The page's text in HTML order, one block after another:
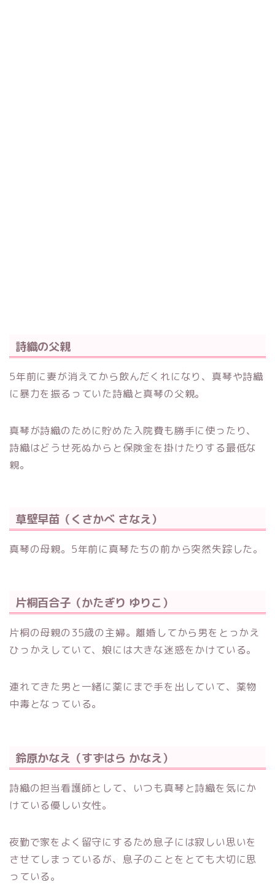
詩織の父親
5年前に妻が消えてから飲んだくれになり、真琴や詩織
に暴力を振るっていた詩織と真琴の父親。
真琴が詩織のために貯めた入院費も勝手に使ったり、
詩織はどうせ死ぬからと保険金を掛けたりする最低な
親。
草壁早苗（くさかべ さなえ）
真琴の母親。5年前に真琴たちの前から突然失踪した。
片桐百合子（かたぎり ゆりこ）
片桐の母親の35歳の主婦。離婚してから男をとっかえ
ひっかえしていて、娘には大きな迷惑をかけている。
連れてきた男と一緒に薬にまで手を出していて、薬物
中毒となっている。
鈴原かなえ（すずはら かなえ）
詩織の担当看護師として、いつも真琴と詩織を気にか
けている優しい女性。
夜勤で家をよく留守にするため息子には寂しい思いを
させてしまっているが、息子のことをとても大切に思
っている。